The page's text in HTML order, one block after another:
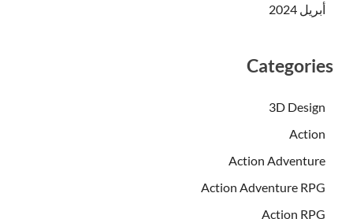
أبريل 2024
Categories
3D Design
Action
Action Adventure
Action Adventure RPG
Action RPG